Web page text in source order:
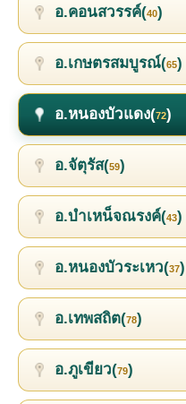
อ.คอนสวรรค์(40)
อ.เกษตรสมบูรณ์(65)
อ.หนองบัวแดง(72)
อ.จัตุรัส(59)
อ.บำเหน็จณรงค์(43)
อ.หนองบัวระเหว(37)
อ.เทพสถิต(78)
อ.ภูเขียว(79)